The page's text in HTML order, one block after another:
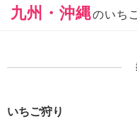
九州・沖縄のいち
いちご狩り